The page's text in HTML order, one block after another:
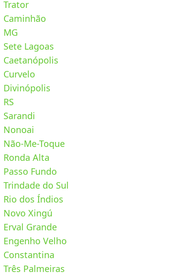
Trator
Caminhão
MG
Sete Lagoas
Caetanópolis
Curvelo
Divinópolis
RS
Sarandi
Nonoai
Não-Me-Toque
Ronda Alta
Passo Fundo
Trindade do Sul
Rio dos Índios
Novo Xingú
Erval Grande
Engenho Velho
Constantina
Três Palmeiras